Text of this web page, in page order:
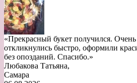
«Прекрасный букет получился. Очень
откликнулись быстро, оформили
без опозданий. Спасибо.»
Любакова Татьяна,
Самара